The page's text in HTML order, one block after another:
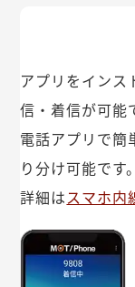
アプリをイン
信・着信が可能
電話アプリで簡
り分け可能です。
詳細はスマホ内